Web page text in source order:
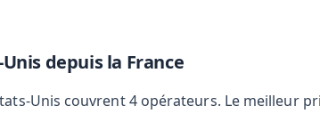
depuis la France
Unis couvrent 4 opérateurs. Le meilleur